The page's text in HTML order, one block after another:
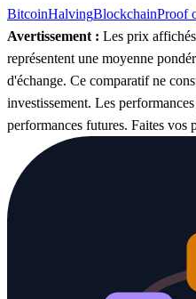
BitcoinHalvingBlockchainProof
Avertissement : Les prix
représentent une moyenne
d'échange. Ce comparatif ne
investissement. Les
performances futures. Faites vos